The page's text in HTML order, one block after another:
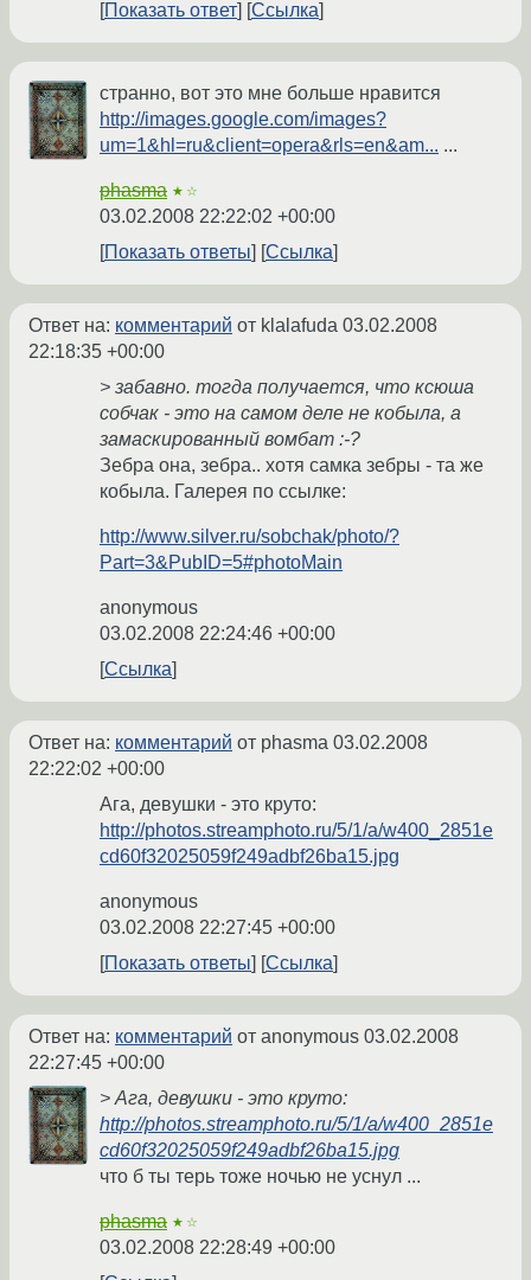
Показать ответ Ссылка
странно, вот это мне больше нравится
http://images.google.com/images?
um=1&hl=ru&client=opera&rls=en&am... ...
phasma ★☆
03.02.2008 22:22:02 +00:00
Показать ответы
Ссылка
Ответ на: комментарий от klalafuda 03.02.2008
22:18:35 +00:00
> забавно. тогда получается, что ксюша
собчак - это на самом деле не кобыла, а
замаскированный вомбат :-?
Зебра она, зебра.. хотя самка зебры - та же
кобыла. Галерея по ссылке:
http://www.silver.ru/sobchak/photo/?
Part=3&PubID=5#photoMain
anonymous
03.02.2008 22:24:46 +00:00
Ссылка
Ответ на: комментарий от phasma 03.02.2008
22:22:02 +00:00
Ага, девушки - это круто:
http://photos.streamphoto.ru/5/1/a/w400_2851e
cd60f32025059f249adbf26ba15.jpg
anonymous
03.02.2008 22:27:45 +00:00
Показать ответы
Ссылка
Ответ на: комментарий от anonymous 03.02.2008
22:27:45 +00:00
> Ага, девушки - это круто:
http://photos.streamphoto.ru/5/1/a/w400_2851e
cd60f32025059f249adbf26ba15.jpg
что б ты терь тоже ночью не уснул ...
phasma ★☆
03.02.2008 22:28:49 +00:00